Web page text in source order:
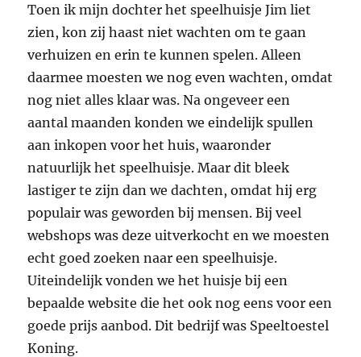
Toen ik mijn dochter het speelhuisje Jim liet
zien, kon zij haast niet wachten om te gaan
verhuizen en erin te kunnen spelen. Alleen
daarmee moesten we nog even wachten, omdat
nog niet alles klaar was. Na ongeveer een
aantal maanden konden we eindelijk spullen
aan inkopen voor het huis, waaronder
natuurlijk het speelhuisje. Maar dit bleek
lastiger te zijn dan we dachten, omdat hij erg
populair was geworden bij mensen. Bij veel
webshops was deze uitverkocht en we moesten
echt goed zoeken naar een speelhuisje.
Uiteindelijk vonden we het huisje bij een
bepaalde website die het ook nog eens voor een
goede prijs aanbod. Dit bedrijf was Speeltoestel
Koning.